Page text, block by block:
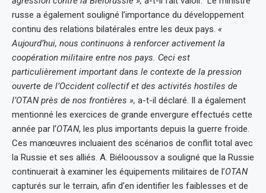
russe a également souligné l’importance du développement
continu des relations bilatérales entre les deux pays. «
Aujourd’hui, nous continuons à renforcer activement la
coopération militaire entre nos pays. Ceci est
particulièrement important dans le contexte de la pression
ouverte de l’Occident collectif et des activités hostiles de
l’OTAN près de nos frontières », a-t-il déclaré. Il a également
mentionné les exercices de grande envergure effectués cette
année par l’OTAN, les plus importants depuis la guerre froide.
Ces manœuvres incluaient des scénarios de conflit total avec
la Russie et ses alliés. A. Biélooussov a souligné que la Russie
continuerait à examiner les équipements militaires de l’OTAN
capturés sur le terrain, afin d’en identifier les faiblesses et de